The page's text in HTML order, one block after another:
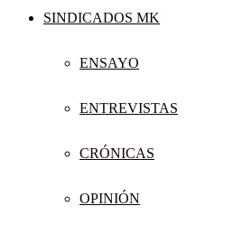
SINDICADOS MK
ENSAYO
ENTREVISTAS
CRÓNICAS
OPINIÓN